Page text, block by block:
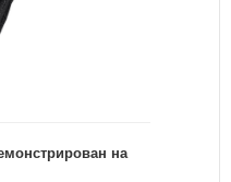
на